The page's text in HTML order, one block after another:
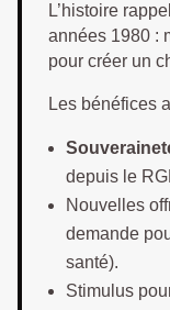
L’histoire
années 1980 :
pour créer un
Les bénéfices
depuis le
Nouvelles
demande
santé).
Stimulus